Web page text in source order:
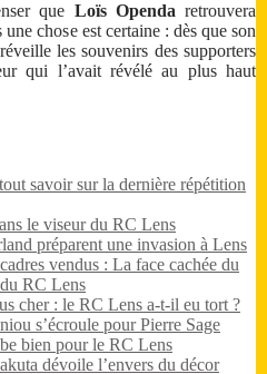
que Loïs Openda retrouvera
chose est certaine : dès que son
les souvenirs des supporters
qui l’avait révélé au plus haut
savoir sur la dernière répétition
le viseur du RC Lens
préparent une invasion à Lens
vendus : La face cachée du
RC Lens
cher : le RC Lens a-t-il eu tort ?
s’écroule pour Pierre Sage
bien pour le RC Lens
dévoile l’envers du décor